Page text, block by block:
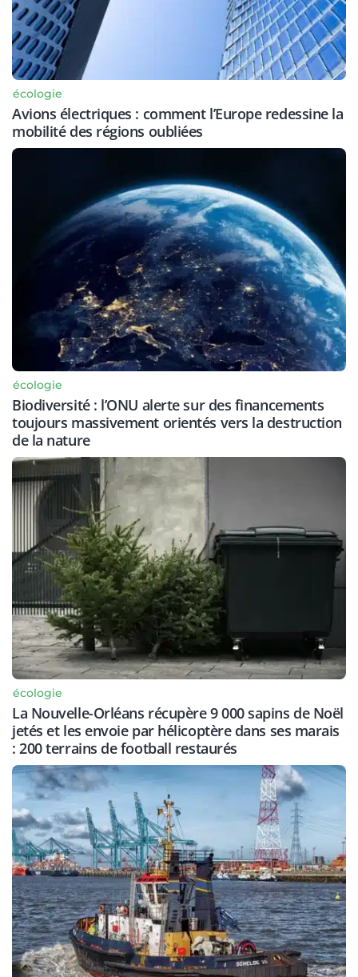
écologie
Avions électriques : comment l’Europe redessine la
mobilité des régions oubliées
écologie
Biodiversité : l’ONU alerte sur des financements
toujours massivement orientés vers la destruction
de la nature
écologie
La Nouvelle-Orléans récupère 9 000 sapins de Noël
jetés et les envoie par hélicoptère dans ses marais
: 200 terrains de football restaurés